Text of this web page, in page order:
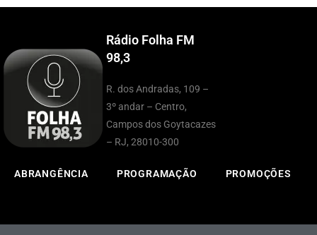
Rádio Folha FM
98,3
R. dos Andradas, 109 –
3º andar – Centro,
Campos dos Goytacazes
– RJ, 28010-300
ABRANGÊNCIA PROGRAMAÇÃO PROMOÇÕES